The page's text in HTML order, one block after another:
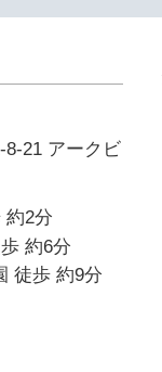
8-21 アークビ
約2分
約6分
徒歩 約9分